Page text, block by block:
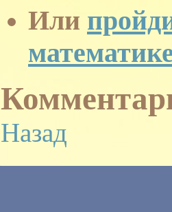
Или
Назад